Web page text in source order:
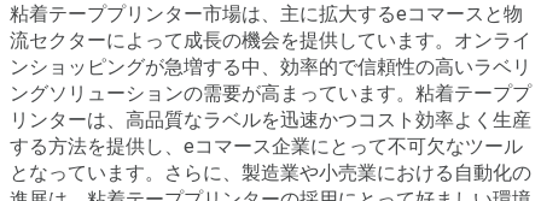
粘着テーププリンター市場は、主に拡大するeコマースと物
流セクターによって成長の機会を提供しています。オンライ
ンショッピングが急増する中、効率的で信頼性の高いラベリ
ングソリューションの需要が高まっています。粘着テーププ
リンターは、高品質なラベルを迅速かつコスト効率よく生産
する方法を提供し、eコマース企業にとって不可欠なツール
となっています。さらに、製造業や小売業における自動化の